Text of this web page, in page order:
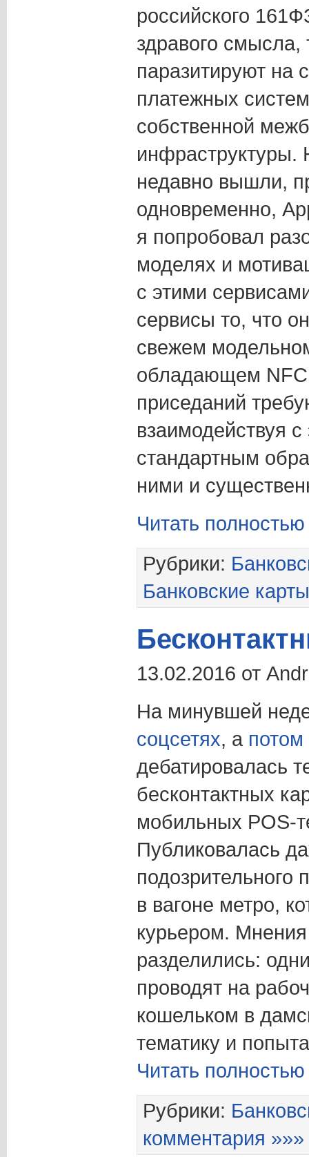
российского
здравого смысла,
паразитируют на
платежных
собственной
инфраструктуры.
недавно вышли,
одновременно,
я попробовал
моделях и
с этими
сервисы то, что
свежем
обладающем NFC
приседаний
взаимодействуя
стандартным
ними и
Читать
Рубрики:
Банковские карты
13.02.2016 от
На минувшей
соцсетях, а потом
дебатировалась
бесконтактных
мобильных POS-
Публиковалась
подозрительного
в вагоне метро,
курьером.
разделились:
проводят на
кошельком в
тематику и
Читать
Рубрики:
комментария »»»